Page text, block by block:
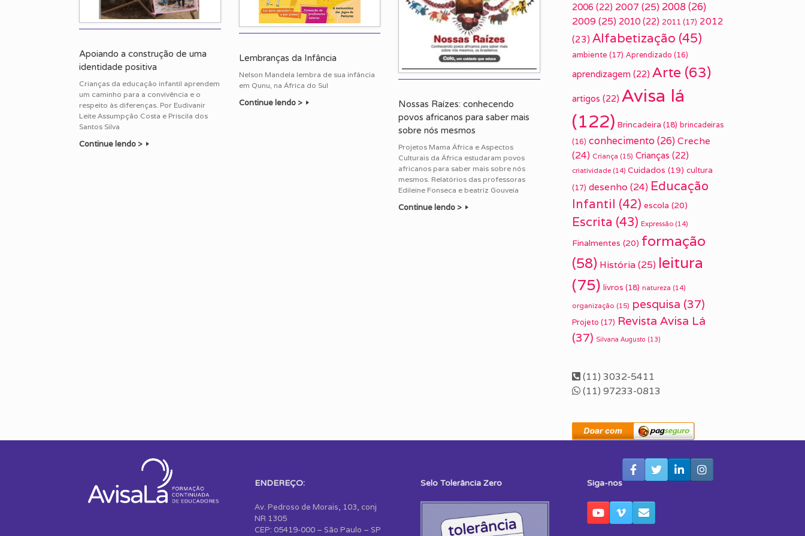
Apoiando a construção de uma
identidade positiva
Crianças da educação infantil aprendem
um caminho para a convivência e o
respeito às diferenças. Por Eudivanir
Leite Assumpção Costa e Priscila dos
Santos Silva
Continue lendo >
Lembranças da Infância
Nelson Mandela lembra de sua infância
em Qunu, na África do Sul
Continue lendo >
Nossas Raízes: conhecendo
povos africanos para saber mais
sobre nós mesmos
Projetos Mama África e Aspectos
Culturais da África estudaram povos
africanos para saber mais sobre nós
mesmos. Relatórios das professoras
Edileine Fonseca e beatriz Gouveia
Continue lendo >
2006 (22) 2007 (25) 2008(26)
2009(25) 2010 (22) 2011 (17) 2012
(23) Alfabetização (45)
ambiente (17) Aprendizado (16)
aprendizagem (22) Arte (63)
artigos (22) Avisa lá
(122) Brincadeira (18) brincadeiras
(16) conhecimento(26) Creche
(24) Criança (15) Crianças (22)
criatividade (14) Cuidados (19) cultura
(17) desenho (24) Educação
Infantil (42) escola (20)
Escrita (43) Expressão (14)
Finalmentes (20) formação
(58) História(25) leitura
(75) livros (18) natureza (14)
organização (15) pesquisa (37)
Projeto (17) Revista Avisa Lá
(37) Silvana Augusto (13)
(11) 3032-5411
(11) 97233-0813
ENDEREÇO:
Av. Pedroso de Morais, 103, conj
NR 1305
CEP: 05419-000 – São Paulo – SP
Selo Tolerância Zero Siga-nos